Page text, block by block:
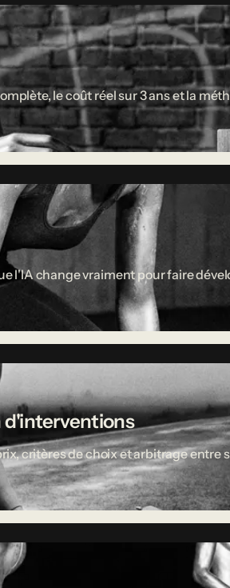
le coût réel sur 3 ans et la
l'IA change vraiment pour faire
d'interventions
critères de choix et arbitrage